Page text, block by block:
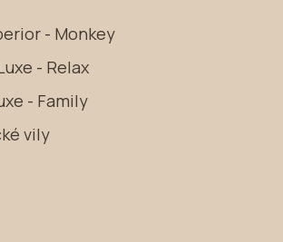
- Monkey
- Relax
- Family
vily